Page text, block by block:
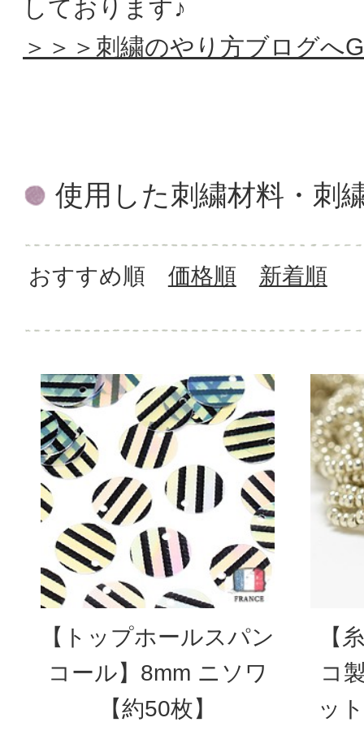
しております♪
＞＞＞刺繍のやり方ブログへ
使用した刺繍材料・刺
おすすめ順 価格順 新着順
【トップホールスパン
コール】8mm ニソワ
【約50枚】
【
コ
ッ